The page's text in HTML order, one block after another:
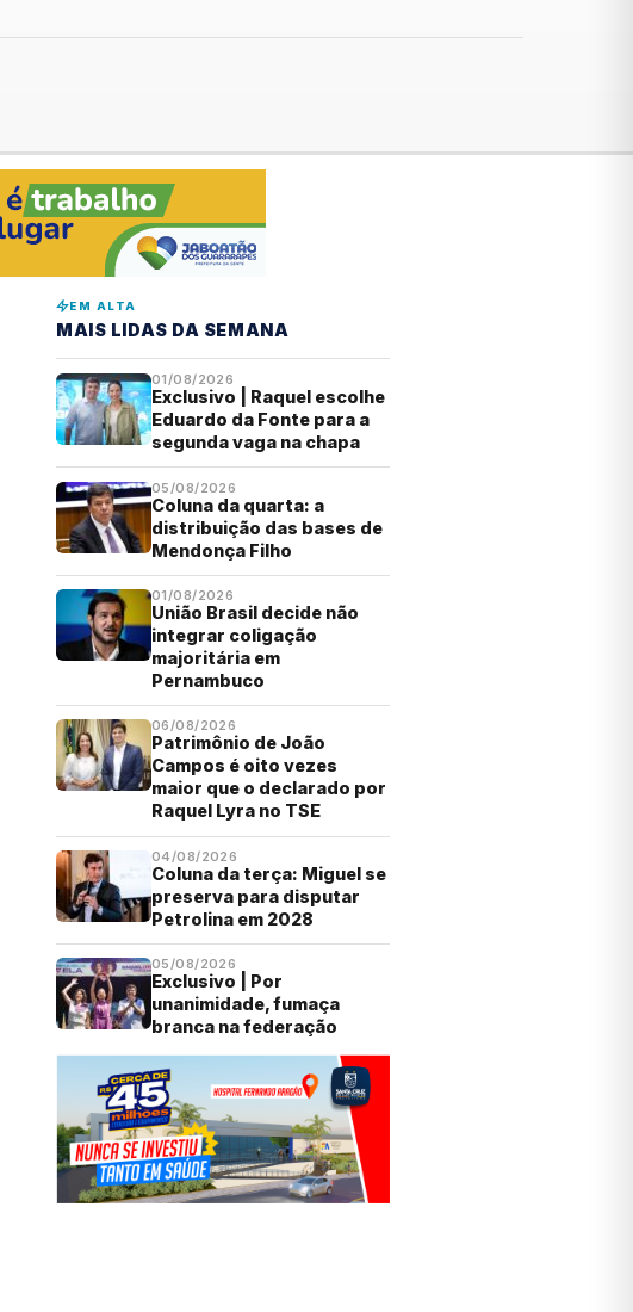
EM ALTA
MAIS LIDAS DA SEMANA
01/08/2026
Exclusivo | Raquel escolhe
Eduardo da Fonte para a
segunda vaga na chapa
05/08/2026
Coluna da quarta: a
distribuição das bases de
Mendonça Filho
01/08/2026
União Brasil decide não
integrar coligação
majoritária em
Pernambuco
06/08/2026
Patrimônio de João
Campos é oito vezes
maior que o declarado por
Raquel Lyra no TSE
04/08/2026
Coluna da terça: Miguel se
preserva para disputar
Petrolina em 2028
05/08/2026
Exclusivo | Por
unanimidade, fumaça
branca na federação